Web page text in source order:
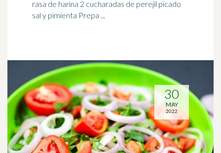
rasa de harina 2 cucharadas de perejil picado
sal y pimienta Prepa ...
30
MAY
2022